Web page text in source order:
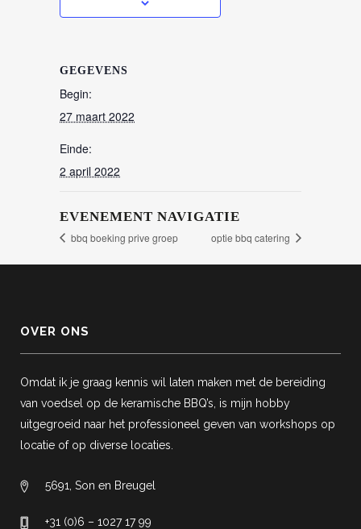
GEGEVENS
Begin:
27 maart 2022
Einde:
2 april 2022
EVENEMENT NAVIGATIE
bbq boeking prive groep optie bbq catering
OVER ONS
Omdat ik je graag kennis wil laten maken met de bereiding
van voedsel op de keramische BBQ’s, is mijn hobby
uitgegroeid naar het professioneel geven van workshops op
locatie of op diverse locaties.
5691, Son en Breugel
+31 (0)6 – 1027 17 99